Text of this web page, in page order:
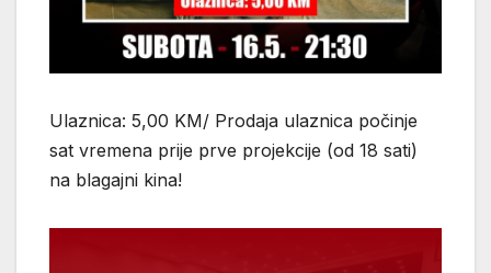
Ulaznica: 5,00 KM/ Prodaja ulaznica počinje
sat vremena prije prve projekcije (od 18 sati)
na blagajni kina!